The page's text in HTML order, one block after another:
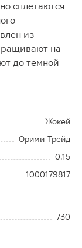
сплетаются
из
на
до темной
Жокей
Орими-Трейд
0.15
1000179817
730